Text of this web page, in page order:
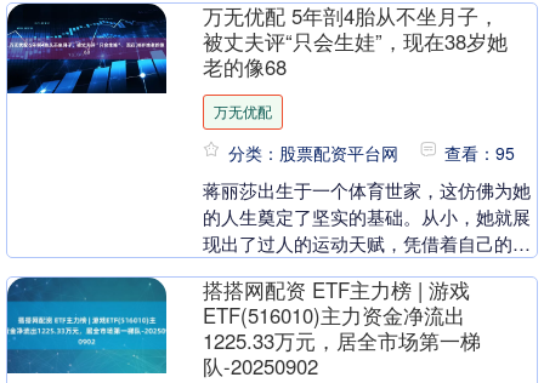
疗. 据信，许....
万无优配 5年剖4胎从不坐月子，
被丈夫评“只会生娃”，现在38岁她
老的像68
万无优配
分类：股票配资平台网 查看：95
蒋丽莎出生于一个体育世家，这仿佛为她
的人生奠定了坚实的基础。从小，她就展
现出了过人的运动天赋，凭借着自己的努
仅是一份荣誉，更....
搭搭网配资 ETF主力榜 | 游戏
ETF(516010)主力资金净流出
1225.33万元，居全市场第一梯
队-20250902